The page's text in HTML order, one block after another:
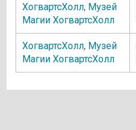
ХогвартсХолл, Музей
Магии ХогвартсХолл
ХогвартсХолл, Музей
Магии ХогвартсХолл